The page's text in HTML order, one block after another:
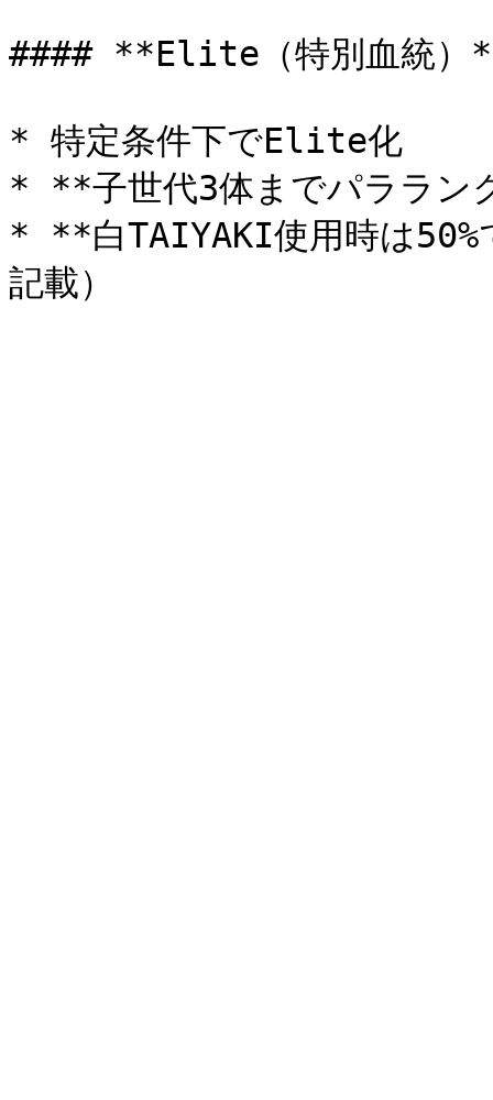
#### **Elite（特別血統）
* 特定条件下でElite化
* **子世代3体までパララン
* **白TAIYAKI使用時は